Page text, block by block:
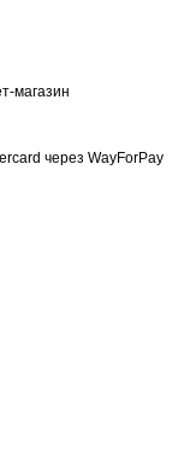
магазин